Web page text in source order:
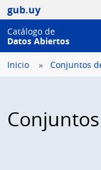
gub.uy
Catálogo de
Datos Abiertos
Inicio Conjuntos